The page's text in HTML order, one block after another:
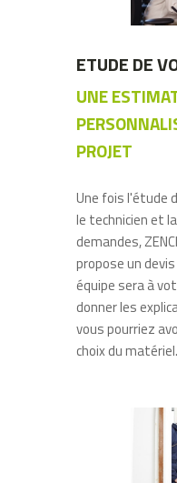
ETUDE DE
UNE
PROJET
Une fois l'étude
le technicien et
demandes,
propose un
équipe sera à
donner les
vous pourriez
choix du matériel.